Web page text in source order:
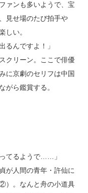
ァンも多いようで、宝
見せ場のたび拍手や
しい。
んですよ！」
クリーン。ここで俳優
に京劇のセリフは中国
がら鑑賞する。
てるようで……」
が人間の青年・許仙に
）。なんと舟の小道具